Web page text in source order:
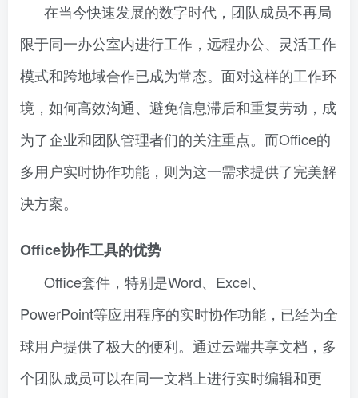
在当今快速发展的数字时代，团队成员不再局
限于同一办公室内进行工作，远程办公、灵活工作
模式和跨地域合作已成为常态。面对这样的工作环
境，如何高效沟通、避免信息滞后和重复劳动，成
为了企业和团队管理者们的关注重点。而Office的
多用户实时协作功能，则为这一需求提供了完美解
决方案。
Office协作工具的优势
Office套件，特别是Word、Excel、
PowerPoint等应用程序的实时协作功能，已经为全
球用户提供了极大的便利。通过云端共享文档，多
个团队成员可以在同一文档上进行实时编辑和更